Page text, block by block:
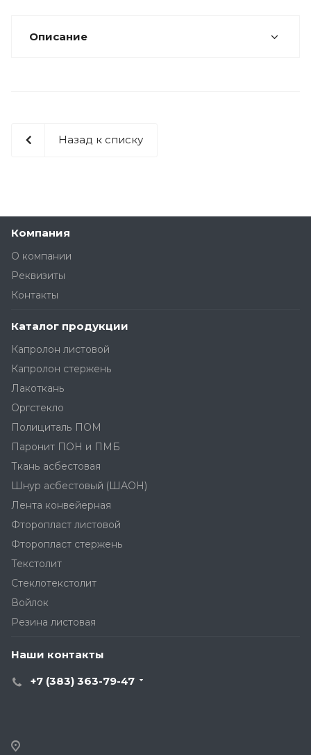
Описание
Назад к списку
Компания
О компании
Реквизиты
Контакты
Каталог продукции
Капролон листовой
Капролон стержень
Лакоткань
Оргстекло
Полициталь ПОМ
Паронит ПОН и ПМБ
Ткань асбестовая
Шнур асбестовый (ШАОН)
Лента конвейерная
Фторопласт листовой
Фторопласт стержень
Текстолит
Стеклотекстолит
Войлок
Резина листовая
Наши контакты
+7 (383) 363-79-47